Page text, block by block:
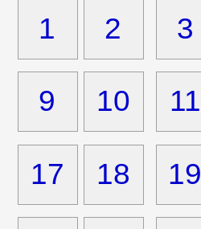
1 2 3
9 10 11
17 18 19